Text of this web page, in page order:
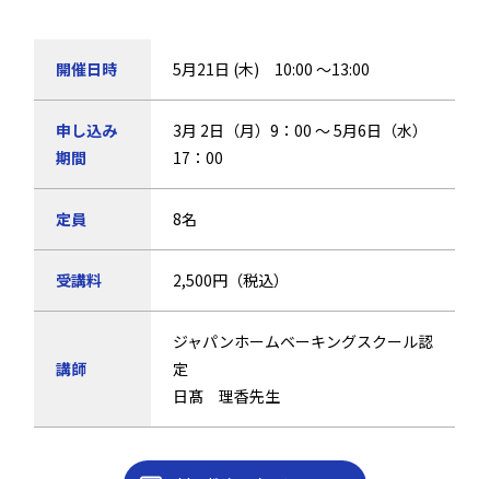
開催日時 5月21日 (木) 10:00 ～13:00
申し込み
期間
3月 2日（月）9：00 ～ 5月6日（水）
17：00
定員 8名
受講料 2,500円（税込）
講師
ジャパンホームベーキングスクール認
定
日髙 理香先生